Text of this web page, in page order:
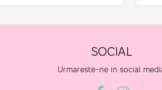
SOCIAL
Urmareste-ne in social